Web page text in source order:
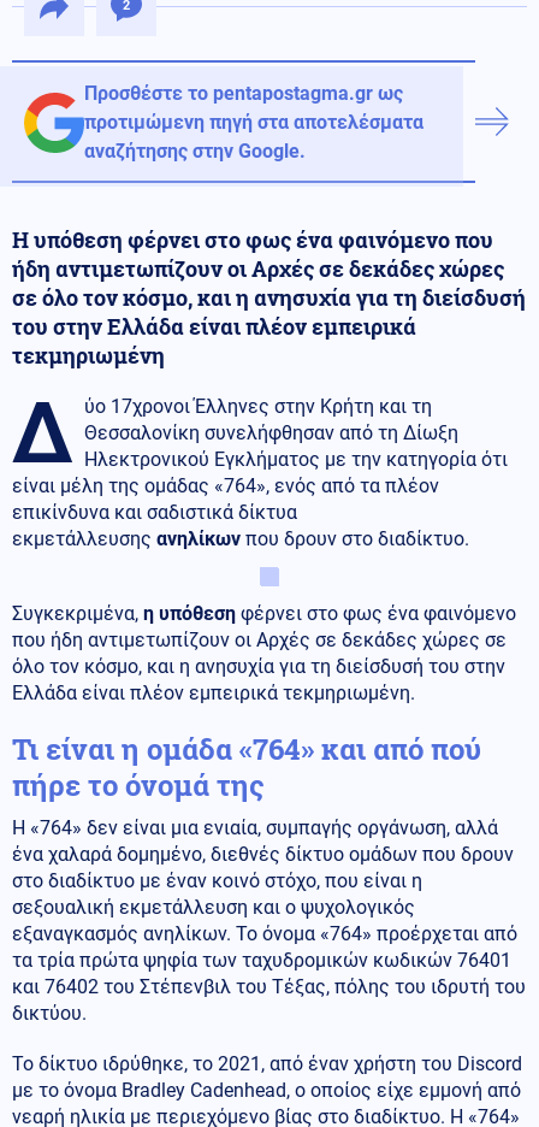
2
Προσθέστε το pentapostagma.gr ως
προτιμώμενη πηγή στα αποτελέσματα
αναζήτησης στην Google.
Η υπόθεση φέρνει στο φως ένα φαινόμενο που
ήδη αντιμετωπίζουν οι Αρχές σε δεκάδες χώρες
σε όλο τον κόσμο, και η ανησυχία για τη διείσδυσή
του στην Ελλάδα είναι πλέον εμπειρικά
τεκμηριωμένη
Δ ύο 17χρονοι Έλληνες στην Κρήτη και τη
Θεσσαλονίκη συνελήφθησαν από τη Δίωξη
Ηλεκτρονικού Εγκλήματος με την κατηγορία ότι
είναι μέλη της ομάδας «764», ενός από τα πλέον
επικίνδυνα και σαδιστικά δίκτυα
εκμετάλλευσης ανηλίκων που δρουν στο διαδίκτυο.
Συγκεκριμένα, η υπόθεση φέρνει στο φως ένα φαινόμενο
που ήδη αντιμετωπίζουν οι Αρχές σε δεκάδες χώρες σε
όλο τον κόσμο, και η ανησυχία για τη διείσδυσή του στην
Ελλάδα είναι πλέον εμπειρικά τεκμηριωμένη.
Τι είναι η ομάδα «764» και από πού
πήρε το όνομά της
Η «764» δεν είναι μια ενιαία, συμπαγής οργάνωση, αλλά
ένα χαλαρά δομημένο, διεθνές δίκτυο ομάδων που δρουν
στο διαδίκτυο με έναν κοινό στόχο, που είναι η
σεξουαλική εκμετάλλευση και ο ψυχολογικός
εξαναγκασμός ανηλίκων. Το όνομα «764» προέρχεται από
τα τρία πρώτα ψηφία των ταχυδρομικών κωδικών 76401
και 76402 του Στέπενβιλ του Τέξας, πόλης του ιδρυτή του
δικτύου.
Το δίκτυο ιδρύθηκε, το 2021, από έναν χρήστη του Discord
με το όνομα Bradley Cadenhead, ο οποίος είχε εμμονή από
νεαρή ηλικία με περιεχόμενο βίας στο διαδίκτυο. Η «764»